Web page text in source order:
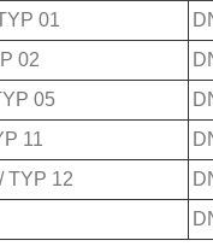
01
02
05
11
TYP 12